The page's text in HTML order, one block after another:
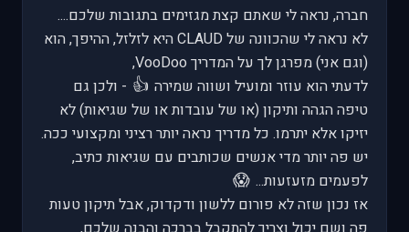
חברה, נראה לי שאתם קצת מגזימים בתגובות שלכם....
לא נראה לי שהכוונה של CLAUD היא לזלזל, ההיפך, הוא
(וגם אני) מפרגן לך על המדריך VooDoo,
לדעתי הוא עוזר ומועיל ושווה שמירה 👍 - ולכן גם
טיפה הגהה ותיקון (או של עובדות או של שגיאות) לא
יזיקו אלא יתרמו. כל מדריך נראה יותר רציני ומקצועי ככה.
יש פה יותר מדי אנשים שכותבים עם שגיאות כתיב,
לפעמים מזעזעות... 😱
אז נכון שזה לא פורום ללשון ודקדוק, אבל תיקון טעות